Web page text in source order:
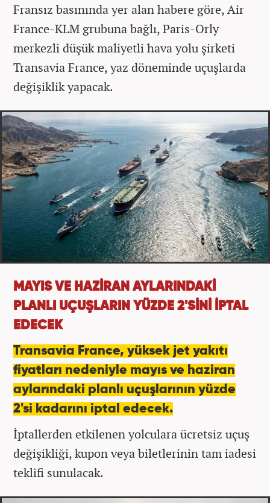
Fransız basınında yer alan habere göre, Air
France-KLM grubuna bağlı, Paris-Orly
merkezli düşük maliyetli hava yolu şirketi
Transavia France, yaz döneminde uçuşlarda
değişiklik yapacak.
MAYIS VE HAZİRAN AYLARINDAKİ
PLANLI UÇUŞLARIN YÜZDE 2'SİNİ İPTAL
EDECEK
Transavia France, yüksek jet yakıtı
fiyatları nedeniyle mayıs ve haziran
aylarındaki planlı uçuşlarının yüzde
2'si kadarını iptal edecek.
İptallerden etkilenen yolculara ücretsiz uçuş
değişikliği, kupon veya biletlerinin tam iadesi
teklifi sunulacak.